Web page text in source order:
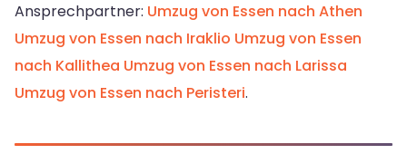
Ansprechpartner: Umzug von Essen nach Athen
Umzug von Essen nach Iraklio Umzug von Essen
nach Kallithea Umzug von Essen nach Larissa
Umzug von Essen nach Peristeri.